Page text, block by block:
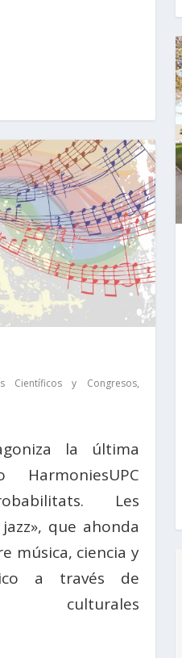
Científicos y Congresos,
la última
Les
que ahonda
música, ciencia y
a través de
culturales